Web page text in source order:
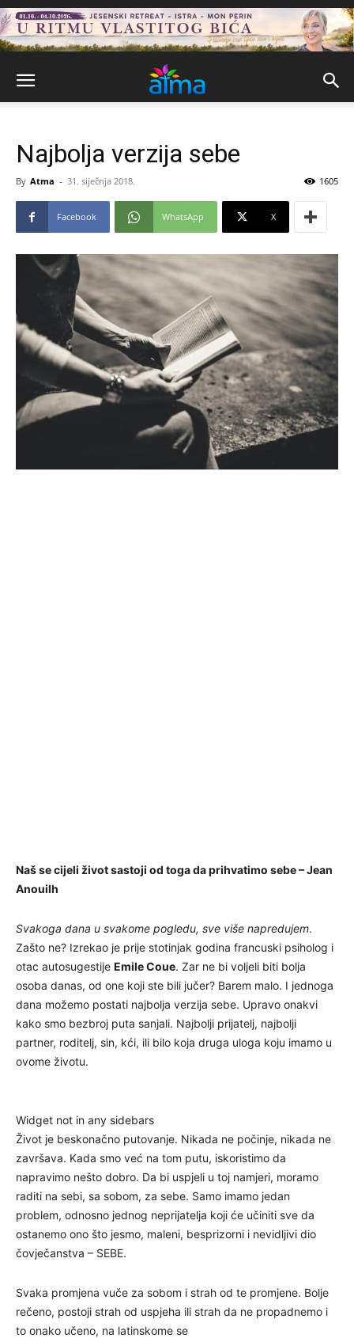
Najbolja verzija sebe
By Atma - 31. siječnja 2018. 1605
Facebook WhatsApp X
Naš se cijeli život sastoji od toga da prihvatimo sebe – Jean
Anouilh
Svakoga dana u svakome pogledu, sve više napredujem.
Zašto ne? Izrekao je prije stotinjak godina francuski psiholog i
otac autosugestije Emile Coue. Zar ne bi voljeli biti bolja
osoba danas, od one koji ste bili jučer? Barem malo. I jednoga
dana možemo postati najbolja verzija sebe. Upravo onakvi
kako smo bezbroj puta sanjali. Najbolji prijatelj, najbolji
partner, roditelj, sin, kći, ili bilo koja druga uloga koju imamo u
ovome životu.
Widget not in any sidebars
Život je beskonačno putovanje. Nikada ne počinje, nikada ne
završava. Kada smo već na tom putu, iskoristimo da
napravimo nešto dobro. Da bi uspjeli u toj namjeri, moramo
raditi na sebi, sa sobom, za sebe. Samo imamo jedan
problem, odnosno jednog neprijatelja koji će učiniti sve da
ostanemo ono što jesmo, maleni, besprizorni i nevidljivi dio
čovječanstva – SEBE.
Svaka promjena vuče za sobom i strah od te promjene. Bolje
rečeno, postoji strah od uspjeha ili strah da ne propadnemo i
to onako učeno, na latinskome se